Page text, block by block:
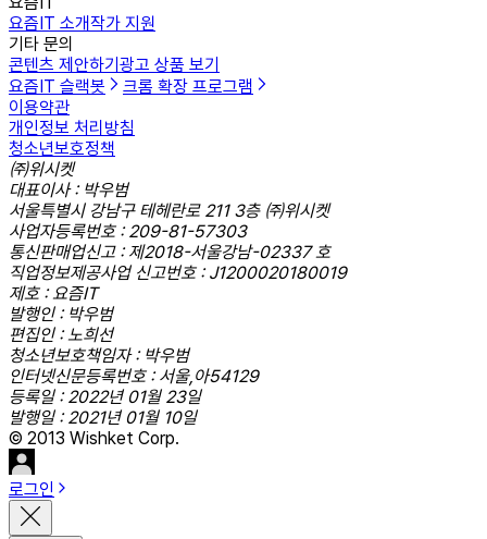
요즘IT 소개작가 지원
기타 문의
콘텐츠 제안하기 광고 상품 보기
요즘IT 슬랙봇
크롬 확장 프로그램
이용약관
개인정보 처리방침
청소년보호정책
㈜위시켓
대표이사 : 박우범
서울특별시 강남구 테헤란로 211 3층 ㈜위시켓
사업자등록번호 : 209-81-57303
통신판매업신고 : 제2018-서울강남-02337 호
직업정보제공사업 신고번호 : J1200020180019
제호 : 요즘IT
발행인 : 박우범
편집인 : 노희선
청소년보호책임자 : 박우범
인터넷신문등록번호 : 서울,아54129
등록일 : 2022년 01월 23일
발행일 : 2021년 01월 10일
© 2013 Wishket Corp.
로그인